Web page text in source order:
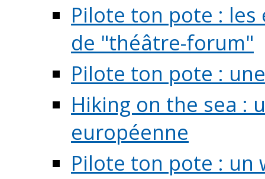
Pilote ton pote :
de "théâtre-forum"
Pilote ton pote :
Hiking on the sea :
européenne
Pilote ton pote : un